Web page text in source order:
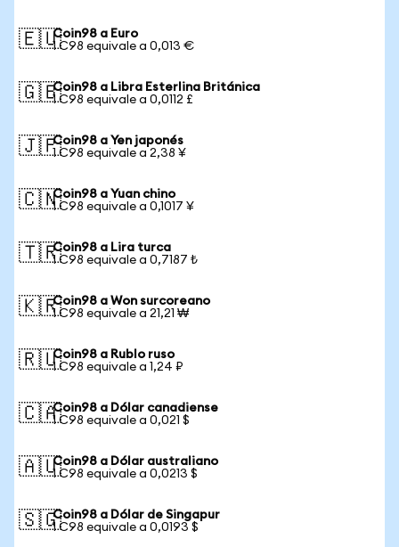
🇪🇺Coin98 a Euro
1 C98 equivale a 0,013 €
🇬🇧Coin98 a Libra Esterlina Británica
1 C98 equivale a 0,0112 £
🇯🇵Coin98 a Yen japonés
1 C98 equivale a 2,38 ¥
🇨🇳Coin98 a Yuan chino
1 C98 equivale a 0,1017 ¥
🇹🇷Coin98 a Lira turca
1 C98 equivale a 0,7187 ₺
🇰🇷Coin98 a Won surcoreano
1 C98 equivale a 21,21 ₩
🇷🇺Coin98 a Rublo ruso
1 C98 equivale a 1,24 ₽
🇨🇦Coin98 a Dólar canadiense
1 C98 equivale a 0,021 $
🇦🇺Coin98 a Dólar australiano
1 C98 equivale a 0,0213 $
🇸🇬Coin98 a Dólar de Singapur
1 C98 equivale a 0,0193 $